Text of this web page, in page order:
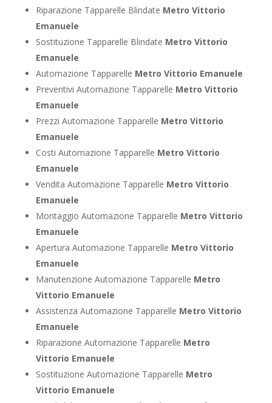
Riparazione Tapparelle Blindate Metro Vittorio
Emanuele
Sostituzione Tapparelle Blindate Metro Vittorio
Emanuele
Automazione Tapparelle Metro Vittorio Emanuele
Preventivi Automazione Tapparelle Metro Vittorio
Emanuele
Prezzi Automazione Tapparelle Metro Vittorio
Emanuele
Costi Automazione Tapparelle Metro Vittorio
Emanuele
Vendita Automazione Tapparelle Metro Vittorio
Emanuele
Montaggio Automazione Tapparelle Metro Vittorio
Emanuele
Apertura Automazione Tapparelle Metro Vittorio
Emanuele
Manutenzione Automazione Tapparelle Metro
Vittorio Emanuele
Assistenza Automazione Tapparelle Metro Vittorio
Emanuele
Riparazione Automazione Tapparelle Metro
Vittorio Emanuele
Sostituzione Automazione Tapparelle Metro
Vittorio Emanuele